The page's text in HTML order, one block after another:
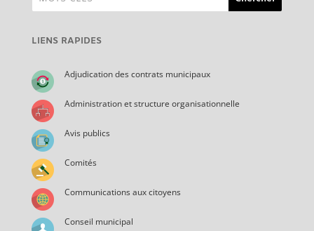
LIENS RAPIDES
Adjudication des contrats municipaux
Administration et structure organisationnelle
Avis publics
Comités
Communications aux citoyens
Conseil municipal